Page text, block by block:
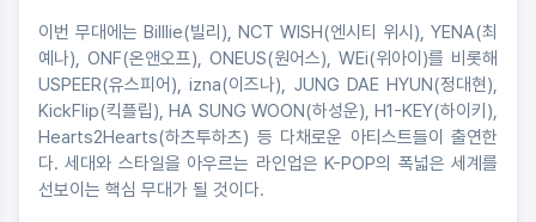
이번 무대에는 Billlie(빌리), NCT WISH(엔시티 위시), YENA(최
예나), ONF(온앤오프), ONEUS(원어스), WEi(위아이)를 비롯해
USPEER(유스피어), izna(이즈나), JUNG DAE HYUN(정대현),
KickFlip(킥플립), HA SUNG WOON(하성운), H1-KEY(하이키),
Hearts2Hearts(하츠투하츠) 등 다채로운 아티스트들이 출연한
다. 세대와 스타일을 아우르는 라인업은 K-POP의 폭넓은 세계를
선보이는 핵심 무대가 될 것이다.